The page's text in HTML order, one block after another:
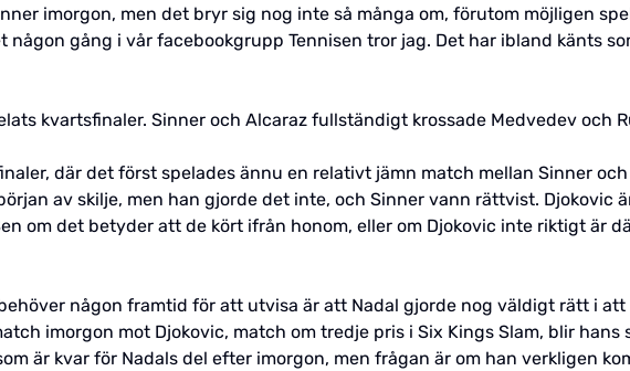
imorgon, men det bryr sig nog inte så många om, förutom möjligen
någon gång i vår facebookgrupp Tennisen tror jag. Det har ibland känts
kvartsfinaler. Sinner och Alcaraz fullständigt krossade Medvedev och
där det först spelades ännu en relativt jämn match mellan Sinner
av skilje, men han gjorde det inte, och Sinner vann rättvist. Djokovic
om det betyder att de kört ifrån honom, eller om Djokovic inte riktigt är
någon framtid för att utvisa är att Nadal gjorde nog väldigt rätt i
imorgon mot Djokovic, match om tredje pris i Six Kings Slam, blir hans
är kvar för Nadals del efter imorgon, men frågan är om han verkligen